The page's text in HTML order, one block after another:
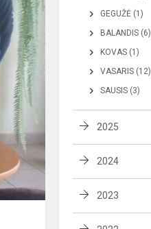
GEGUŽĖ (1)
BALANDIS (6)
KOVAS (1)
VASARIS (12)
SAUSIS (3)
2025
2024
2023